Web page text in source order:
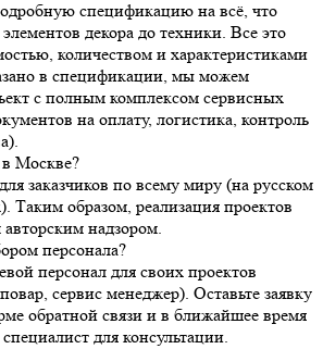
спецификацию на всё, что
декора до техники. Все это
количеством и характеристиками
в спецификации, мы можем
с полным комплексом сервисных
на оплату, логистика, контроль
в Москве?
заказчиков по всему миру (на русском
Таким образом, реализация проектов
надзором.
персонала?
персонал для своих проектов
сервис менеджер). Оставьте заявку
обратной связи и в ближайшее время
для консультации.